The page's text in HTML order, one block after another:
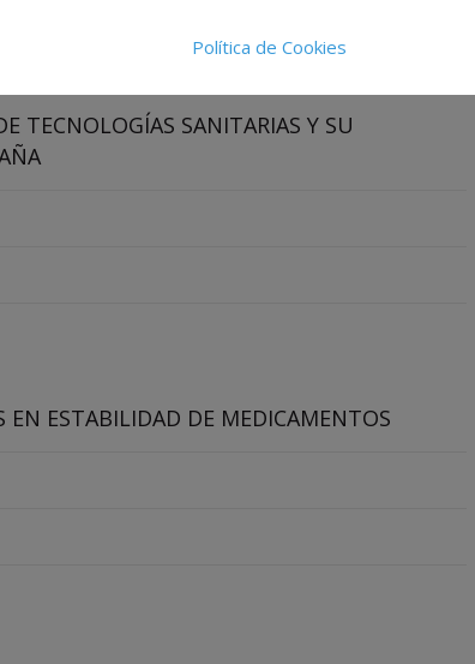
TECNOLOGÍAS SANITARIAS Y SU
ESTABILIDAD DE MEDICAMENTOS
Política de Cookies